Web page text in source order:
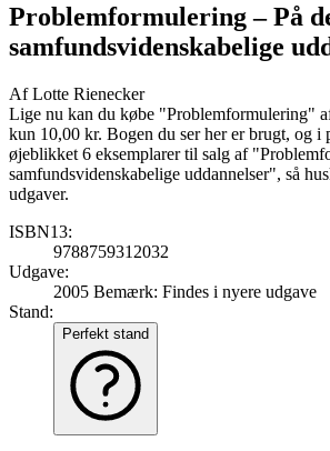
Problemformulering– På
samfundsvidenskabelige
AfLotte Rienecker
Lige nu kan du købe "Problemformulering"
kun 10,00 kr. Bogen du ser her er brugt, og i
øjeblikket 6 eksemplarer til salg af
samfundsvidenskabelige uddannelser", så
udgaver.
ISBN13:
9788759312032
Udgave:
2005 Bemærk: Findes i nyere udgave
Stand:
Perfekt stand